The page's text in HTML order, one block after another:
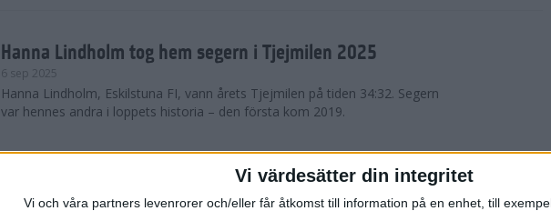
Vi värdesätter din integritet
Vi och våra partners levenrorer och/eller får åtkomst till information på en enhet, till
Hanna Lindholm tog hem segern i Tjejmilen 2025
6 sep 2025
Hanna Lindholm, Eskilstuna FI, vann årets Tjejmilen på tiden 34:32. Segern
var hennes andra i loppets historia – den första kom 2019.
Snabbaste segertiden på 12 år i rekordstort adidas
Stockholm Halvmaraton